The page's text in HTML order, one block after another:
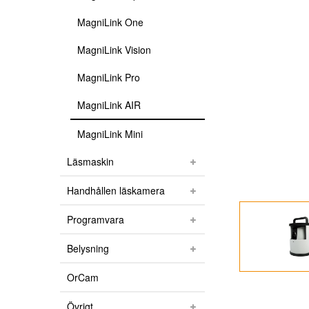
MagniLink One
MagniLink Vision
MagniLink Pro
MagniLink AIR
MagniLink Mini
Läsmaskin
Handhållen läskamera
Programvara
Belysning
OrCam
Övrigt